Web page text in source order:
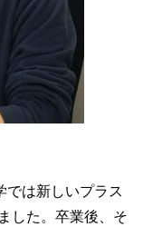
では新しいプラス
した。卒業後、そ